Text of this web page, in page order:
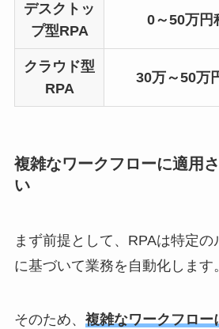
デスクトッ
プ型RPA
0～50万円
クラウド型
RPA
30万～50万
複雑なワークフローに適用
い
まず前提として、RPAは特定
に基づいて業務を自動化します。
そのため、 複雑なワークフロー